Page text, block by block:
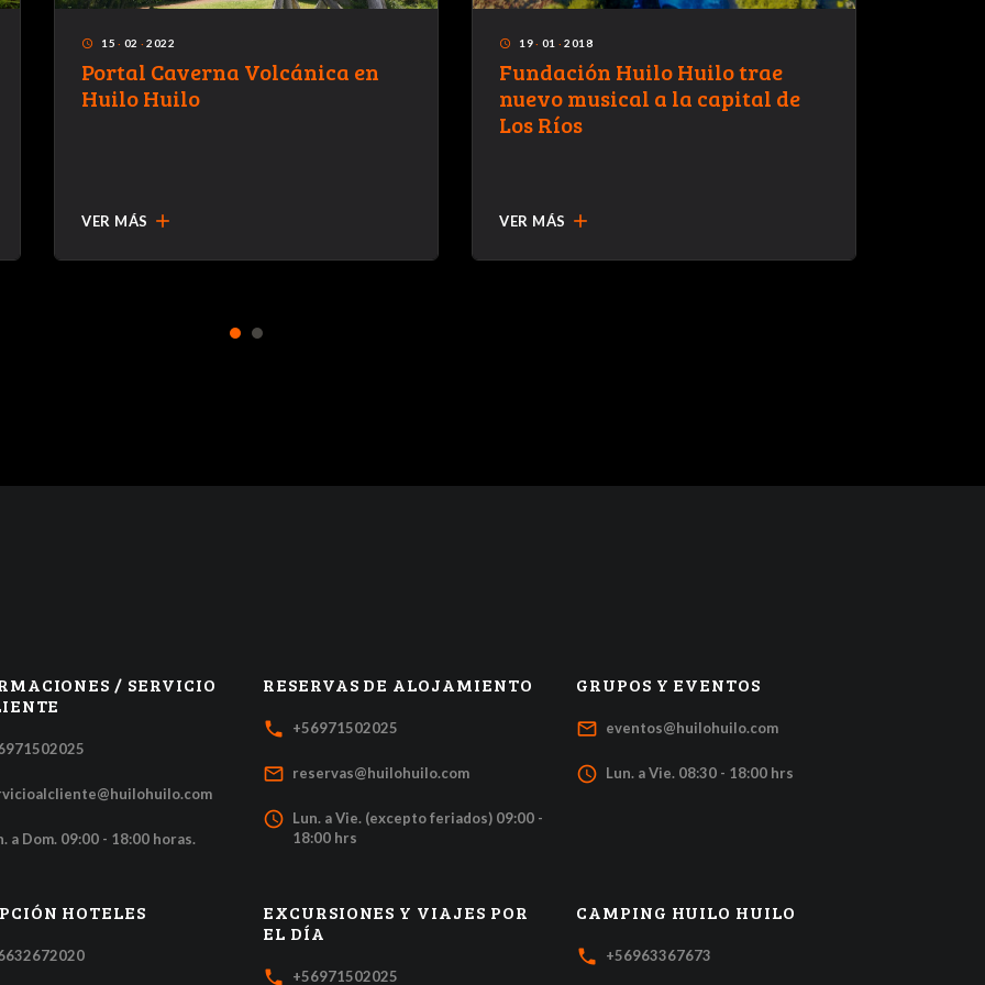
access_time 15 · 02 · 2022
Portal Caverna Volcánica en
Huilo Huilo
VER MÁS add
access_time 19· 01 · 2018
Fundación Huilo Huilo trae
nuevo musical a la capital de
Los Ríos
VER MÁS add
1 2
/ SERVICIO
a Dom. 09:00 - 18:00 horas.
RESERVAS DE ALOJAMIENTO
local_phone +56971502025
mail_outline reservas@huilohuilo.com
access_time Lun. a Vie. (excepto feriados) 09:00 -
18:00 hrs
GRUPOS Y EVENTOS
mail_outline eventos@huilohuilo.com
access_time Lun. a Vie. 08:30 - 18:00 hrs
HOTELES
EXCURSIONES Y VIAJES POR
EL DÍA
local_phone +56971502025
CAMPING HUILO HUILO
local_phone +56963367673